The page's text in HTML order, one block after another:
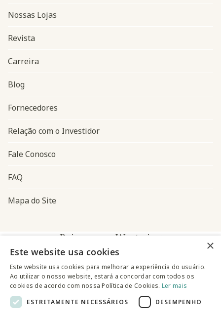
Navegação do rodapé
Nossas Lojas
Revista
Carreira
Blog
Fornecedores
Relação com o Investidor
Fale Conosco
FAQ
Mapa do Site
Baixe o app Westwing
×
Este website usa cookies
Este website usa cookies para melhorar a experiência do usuário.
Ao utilizar o nosso website, estará a concordar com todos os
cookies de acordo com nossa Política de Cookies. Ler mais
ESTRITAMENTE NECESSÁRIOS
DESEMPENHO